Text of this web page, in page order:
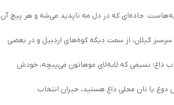
جاده‌ای که در دل مه ناپدید می‌شه و هر پیچ آن
گیلان، از سمت دیگه کوه‌های اردبیل و در بعضی
داغ؛ نسیمی که لابه‌لای موهاتون می‌پیچه، خودش
یا نان محلی داغ هستید، حیران انتخاب